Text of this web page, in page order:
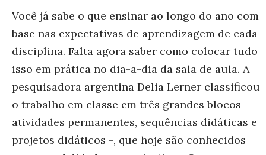
Você já sabe o que ensinar ao longo do ano com
base nas expectativas de aprendizagem de cada
disciplina. Falta agora saber como colocar tudo
isso em prática no dia-a-dia da sala de aula. A
pesquisadora argentina Delia Lerner classificou
o trabalho em classe em três grandes blocos -
atividades permanentes, sequências didáticas e
projetos didáticos -, que hoje são conhecidos